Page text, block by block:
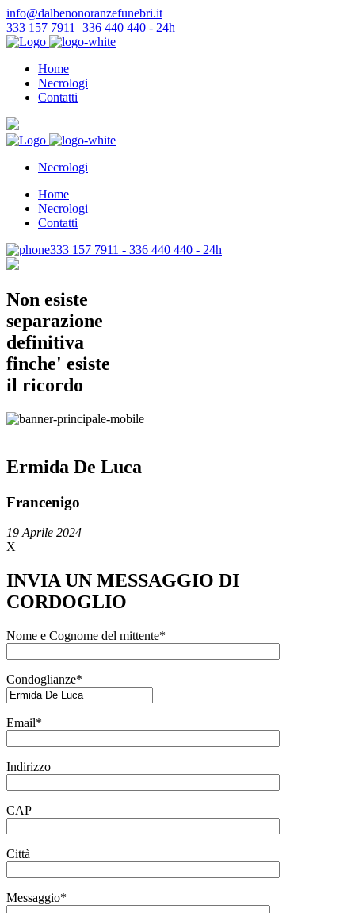
info@dalbenonoranzefunebri.it
333 157 7911
336 440 440 - 24h
Home
Necrologi
Contatti
Necrologi
Home
Necrologi
Contatti
333 157 7911 - 336 440 440 - 24h
Non esiste
separazione
definitiva
finche' esiste
il ricordo
Ermida De Luca
Francenigo
19 Aprile 2024
X
INVIA UN MESSAGGIO DI
CORDOGLIO
Nome e Cognome del mittente*
Condoglianze*
Email*
Indirizzo
CAP
Città
Messaggio*